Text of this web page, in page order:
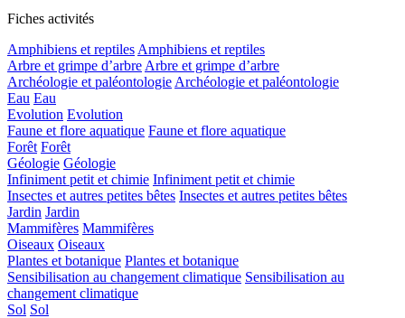
Fiches activités
Amphibiens et reptiles Amphibiens et reptiles
Arbre et grimpe d’arbre Arbre et grimpe d’arbre
Archéologie et paléontologie Archéologie et paléontologie
Eau Eau
Evolution Evolution
Faune et flore aquatique Faune et flore aquatique
Forêt Forêt
Géologie Géologie
Infiniment petit et chimie Infiniment petit et chimie
Insectes et autres petites bêtes Insectes et autres petites bêtes
Jardin Jardin
Mammifères Mammifères
Oiseaux Oiseaux
Plantes et botanique Plantes et botanique
Sensibilisation au changement climatique Sensibilisation au
changement climatique
Sol Sol